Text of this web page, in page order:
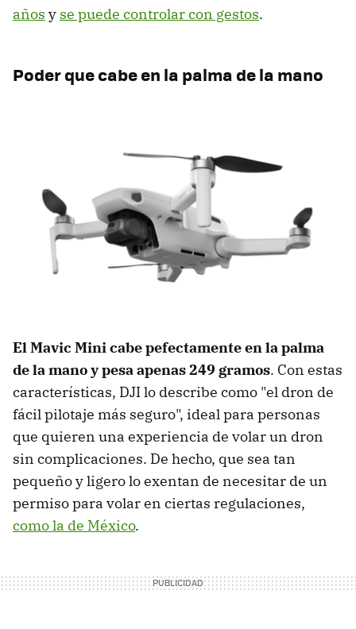
años y se puede controlar con gestos.
Poder que cabe en la palma de la mano
El Mavic Mini cabe pefectamente en la palma
de la mano y pesa apenas 249 gramos. Con estas
características, DJI lo describe como "el dron de
fácil pilotaje más seguro", ideal para personas
que quieren una experiencia de volar un dron
sin complicaciones. De hecho, que sea tan
pequeño y ligero lo exentan de necesitar de un
permiso para volar en ciertas regulaciones,
como la de México.